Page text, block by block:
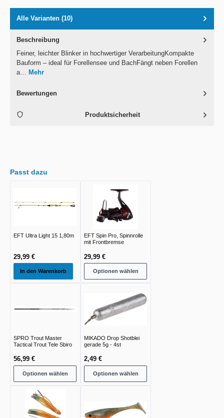
Alle Varianten (10)
Beschreibung
Feiner, leichter Blinker in hochwertiger VerarbeitungKompakte
Bauform – ideal für Forellensee und BachFängt neben Forellen
a… Mehr
Bewertungen
Produktsicherheit
Passt dazu
EFT Ultra Light 15 1,80m
29,99 €
In den Warenkorb
EFT Spin Pro, Spinnrolle
mit Frontbremse
29,99 €
Optionen wählen
SPRO Trout Master
Tactical Trout Tele Sbiro
56,99 €
Optionen wählen
MIKADO Drop Shotblei
gerade 5g - 4st
2,49 €
Optionen wählen